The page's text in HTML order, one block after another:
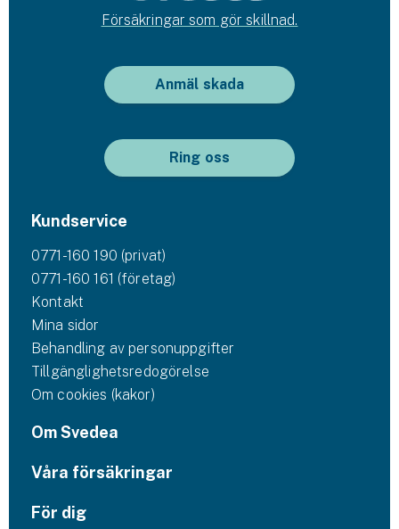
Försäkringar som gör skillnad.
Anmäl skada
Ring oss
Kundservice
0771-160 190 (privat)
0771-160 161 (företag)
Kontakt
Mina sidor
Behandling av personuppgifter
Tillgänglighetsredogörelse
Om cookies (kakor)
Om Svedea
Våra försäkringar
För dig